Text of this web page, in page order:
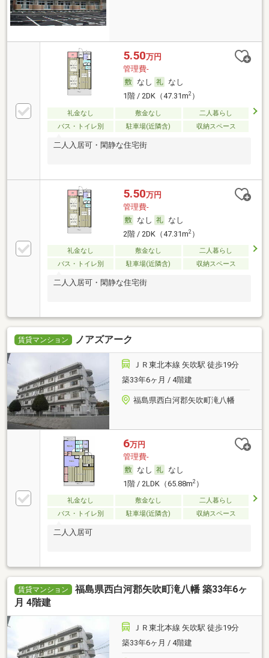
5.50万円
管理費-
なし
なし
1階 / 2DK（47.31m2）
礼金なし 敷金なし
二人暮らし
バス・トイレ別
駐車場(近隣含) 収納スペース
二人入居可・閑静な住宅街
5.50万円
管理費-
なし
なし
2階 / 2DK（47.31m2）
礼金なし 敷金なし
二人暮らし
バス・トイレ別
駐車場(近隣含) 収納スペース
二人入居可・閑静な住宅街
賃貸マンション ノアズアーク
ＪＲ東北本線 矢吹駅 徒歩19分
築33年6ヶ月 / 4階建
福島県西白河郡矢吹町滝八幡
6万円
管理費-
なし
なし
1階 / 2LDK（65.88m2）
礼金なし 敷金なし
二人暮らし
バス・トイレ別
駐車場(近隣含) 収納スペース
二人入居可
賃貸マンション
福島県西白河郡矢吹町滝八幡 築33年6ヶ
月 4階建
ＪＲ東北本線 矢吹駅 徒歩19分
築33年6ヶ月 / 4階建